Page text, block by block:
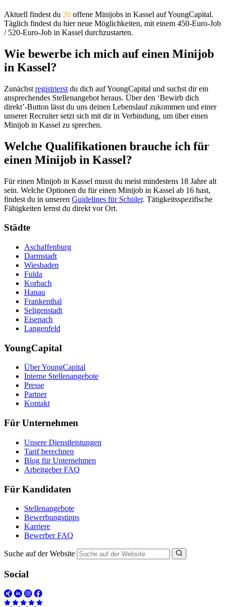
Aktuell findest du 20 offene Minijobs in Kassel auf YoungCapital.
Täglich findest du hier neue Möglichkeiten, mit einem 450-Euro-Job
/ 520-Euro-Job in Kassel durchzustarten.
Wie bewerbe ich mich auf einen Minijob
in Kassel?
Zunächst registrierst du dich auf YoungCapital und suchst dir ein
ansprechendes Stellenangebot heraus. Über den ‘Bewirb dich
direkt’-Button lässt du uns deinen Lebenslauf zukommen und einer
unserer Recruiter setzt sich mit dir in Verbindung, um über einen
Minijob in Kassel zu sprechen.
Welche Qualifikationen brauche ich für
einen Minijob in Kassel?
Für einen Minijob in Kassel musst du meist mindestens 18 Jahre alt
sein. Welche Optionen du für einen Minijob in Kassel ab 16 hast,
findest du in unseren Guidelines für Schüler. Tätigkeitsspezifische
Fähigkeiten lernst du direkt vor Ort.
Städte
Aschaffenburg
Darmstadt
Wiesbaden
Fulda
Korbach
Hanau
Frankenthal
Seligenstadt
Eisenach
Langenfeld
YoungCapital
Über YoungCapital
Interne Stellenangebote
Presse
Partner
Kontakt
Für Unternehmen
Unsere Dienstleistungen
Tarif berechnen
Blog für Unternehmen
Arbeitgeber FAQ
Für Kandidaten
Stellenangebote
Bewerbungstipps
Karriere
Bewerber FAQ
Suche auf der Website
Social